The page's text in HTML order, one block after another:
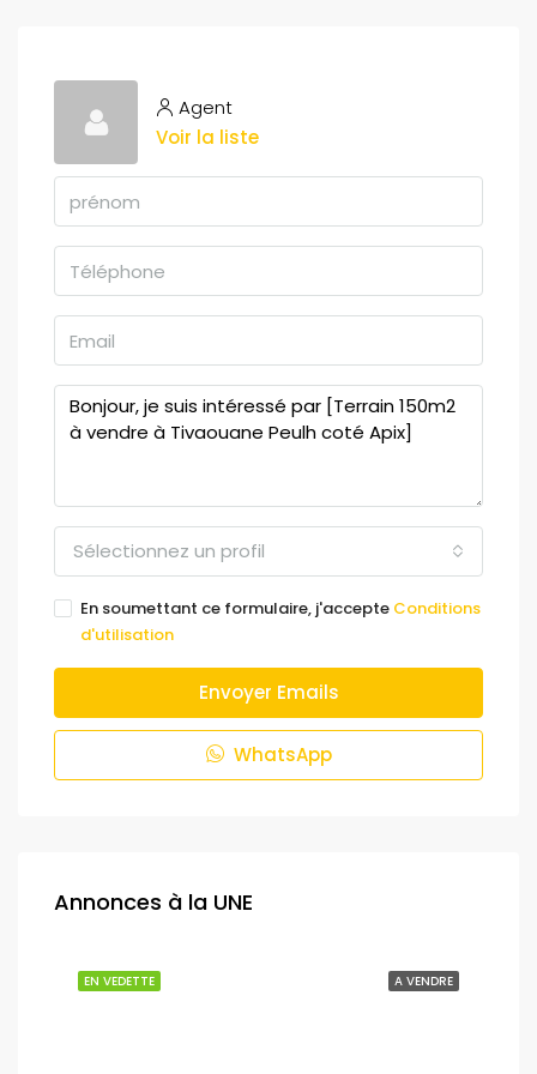
Agent
Voir la liste
Sélectionnez un profil
En soumettant ce formulaire, j'accepte Conditions
d'utilisation
Envoyer Emails
WhatsApp
Annonces à la UNE
A VENDRE
EN VEDETTE